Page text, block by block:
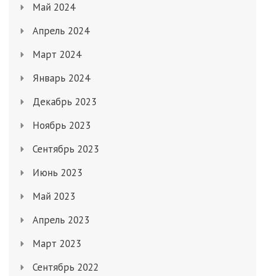
Май 2024
Апрель 2024
Март 2024
Январь 2024
Декабрь 2023
Ноябрь 2023
Сентябрь 2023
Июнь 2023
Май 2023
Апрель 2023
Март 2023
Сентябрь 2022